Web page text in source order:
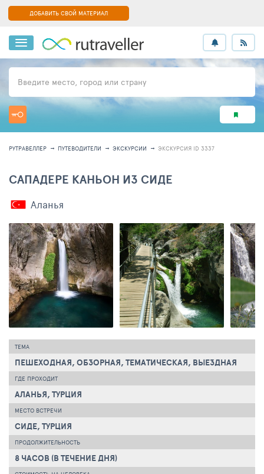
ДОБАВИТЬ СВОЙ МАТЕРИАЛ
Введите место, город или страну
РУТРАВЕЛЛЕР ПУТЕВОДИТЕЛИ ЭКСКУРСИИ ЭКСКУРСИЯ ID 3337
САПАДЕРЕ КАНЬОН ИЗ СИДЕ
Аланья
ТЕМА
ПЕШЕХОДНАЯ, ОБЗОРНАЯ, ТЕМАТИЧЕСКАЯ, ВЫЕЗДНАЯ
ГДЕ ПРОХОДИТ
АЛАНЬЯ, ТУРЦИЯ
МЕСТО ВСТРЕЧИ
СИДЕ, ТУРЦИЯ
ПРОДОЛЖИТЕЛЬНОСТЬ
8 ЧАСОВ (В ТЕЧЕНИЕ ДНЯ)